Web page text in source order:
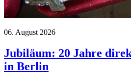
06. August 2026
Jubiläum: 20 Jahre
in Berlin